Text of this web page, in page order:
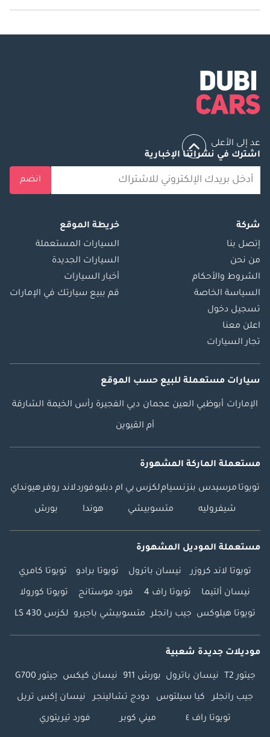
السرعة القصوى لسيارة لكزس NX350 هي 260 كم/الساعة.
عد إلى الأعلى
اشترك في نشراتنا الإخبارية
انضم
شركة
إتصل بنا
من نحن
الشروط والأحكام
السياسة الخاصة
تسجيل دخول
اعلن معنا
تجار السيارات
خريطة الموقع
السيارات المستعملة
السيارات الجديدة
أخبار السيارات
قم ببيع سيارتك في الإمارات
سيارات مستعملة للبيع حسب الموقع
الإمارات أبوظبي العين عجمان دبي الفجيرة رأس الخيمة الشارقة
أم القيوين
مستعملة الماركة المشهورة
تويوتا مرسيدس بنزنسياملكزس بي ام دبليوفوردلاند روفرهيونداي
شيفروليه متسوبيشي هوندا بورش
مستعملة الموديل المشهورة
تويوتا لاند كروزر نيسان باترول تويوتا برادو تويوتا كامري
نيسان ألتيما تويوتا راف 4 فورد موستانج تويوتا كورولا
تويوتا هيلوكس جيب رانجلر متسوبيشي باجيرو لكزس LS 430
موديلات جديدة شعبية
جيتور T2 نيسان باترول بورش 911 نيسان كيكس جيتور G700
جيب رانجلر كيا سيلتوس دودج تشالينجر نيسان إكس تريل
تويوتا راف ٤ ميني كوبر فورد تيريتوري